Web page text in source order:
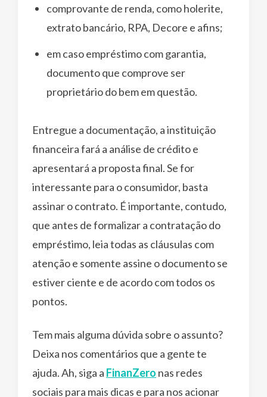
comprovante de renda, como holerite,
extrato bancário, RPA, Decore e afins;
em caso empréstimo com garantia,
documento que comprove ser
proprietário do bem em questão.
Entregue a documentação, a instituição
financeira fará a análise de crédito e
apresentará a proposta final. Se for
interessante para o consumidor, basta
assinar o contrato. É importante, contudo,
que antes de formalizar a contratação do
empréstimo, leia todas as cláusulas com
atenção e somente assine o documento se
estiver ciente e de acordo com todos os
pontos.
Tem mais alguma dúvida sobre o assunto?
Deixa nos comentários que a gente te
ajuda. Ah, siga a FinanZero nas redes
sociais para mais dicas e para nos acionar